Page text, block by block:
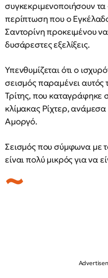
συγκεκριμενοποιήσουν
περίπτωση που ο
Σαντορίνη προκειμένου
δυσάρεστες εξελίξεις.
Υπενθυμίζεται ότι ο
σεισμός παραμένει αυτός
Τρίτης, που καταγράφηκε
κλίμακας Ρίχτερ,
Αμοργό.
Σεισμός που σύμφωνα με
είναι πολύ μικρός για να